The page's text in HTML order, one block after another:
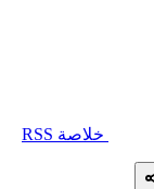
خلاصة RSS